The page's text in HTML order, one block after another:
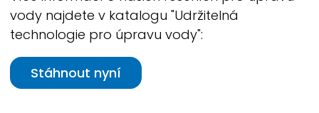
vody najdete v katalogu "Udržitelná
technologie pro úpravu vody":
Stáhnout nyní